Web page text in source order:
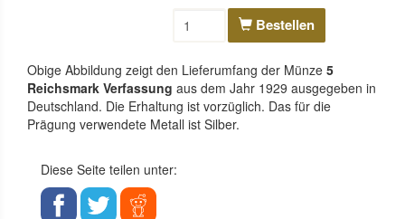
Bestellen
Obige Abbildung zeigt den Lieferumfang der Münze 5
Reichsmark Verfassung aus dem Jahr 1929 ausgegeben in
Deutschland. Die Erhaltung ist vorzüglich. Das für die
Prägung verwendete Metall ist Silber.
Diese Seite teilen unter: